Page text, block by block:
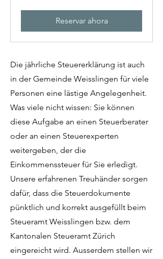
Reservar ahora
Die jährliche Steuererklärung ist auch
in der Gemeinde Weisslingen für viele
Personen eine lästige Angelegenheit.
Was viele nicht wissen: Sie können
diese Aufgabe an einen Steuerberater
oder an einen Steuerexperten
weitergeben, der die
Einkommenssteuer für Sie erledigt.
Unsere erfahrenen Treuhänder sorgen
dafür, dass die Steuerdokumente
pünktlich und korrekt ausgefüllt beim
Steueramt Weisslingen bzw. dem
Kantonalen Steueramt Zürich
eingereicht wird. Ausserdem stellen wir